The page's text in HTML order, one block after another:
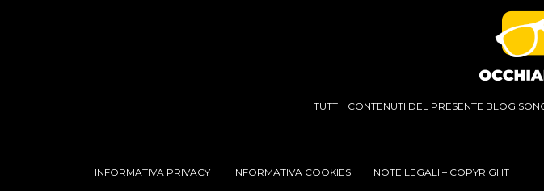
TUTTI I CONTENUTI DEL PRESENTE BLOG
INFORMATIVA PRIVACY INFORMATIVA COOKIES NOTE LEGALI – COPYRIGHT